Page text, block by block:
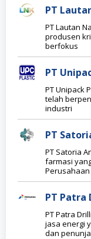
PT
PT Lautan
produsen
berfokus
PT
PT Unipack
telah
industri
PT
PT Satoria
farmasi
Perusahaan
PT
PT Patra
jasa energi
dan